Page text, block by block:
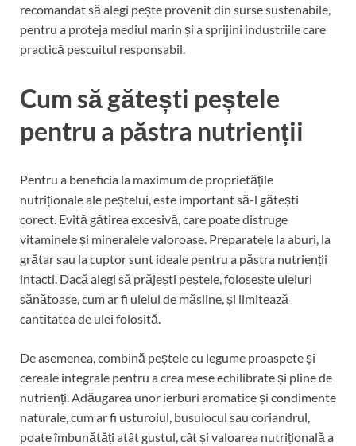
recomandat să alegi pește provenit din surse sustenabile,
pentru a proteja mediul marin și a sprijini industriile care
practică pescuitul responsabil.
Cum să gătești peștele
pentru a păstra nutrienții
Pentru a beneficia la maximum de proprietățile
nutriționale ale peștelui, este important să-l gătești
corect. Evită gătirea excesivă, care poate distruge
vitaminele și mineralele valoroase. Preparatele la aburi, la
grătar sau la cuptor sunt ideale pentru a păstra nutrienții
intacti. Dacă alegi să prăjești peștele, folosește uleiuri
sănătoase, cum ar fi uleiul de măsline, și limitează
cantitatea de ulei folosită.
De asemenea, combină peștele cu legume proaspete și
cereale integrale pentru a crea mese echilibrate și pline de
nutrienți. Adăugarea unor ierburi aromatice și condimente
naturale, cum ar fi usturoiul, busuiocul sau coriandrul,
poate îmbunătăți atât gustul, cât și valoarea nutrițională a